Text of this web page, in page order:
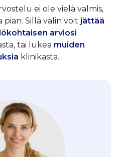
ei ole vielä valmis,
Sillä välin voit jättää
arviosi
tai lukea muiden
klinikasta.